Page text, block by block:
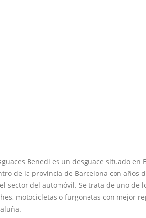
Benedi es un desguace situado en
de la provincia de Barcelona con años
sector del automóvil. Se trata de uno de
motocicletas o furgonetas con mejor